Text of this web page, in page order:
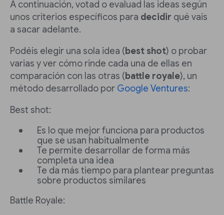
A continuación, votad o evaluad las ideas según
unos criterios específicos para decidir qué vais
a sacar adelante.
Podéis elegir una sola idea (best shot) o probar
varias y ver cómo rinde cada una de ellas en
comparación con las otras (battle royale), un
método desarrollado por Google Ventures:
Best shot:
Es lo que mejor funciona para productos
que se usan habitualmente
Te permite desarrollar de forma más
completa una idea
Te da más tiempo para plantear preguntas
sobre productos similares
Battle Royale: